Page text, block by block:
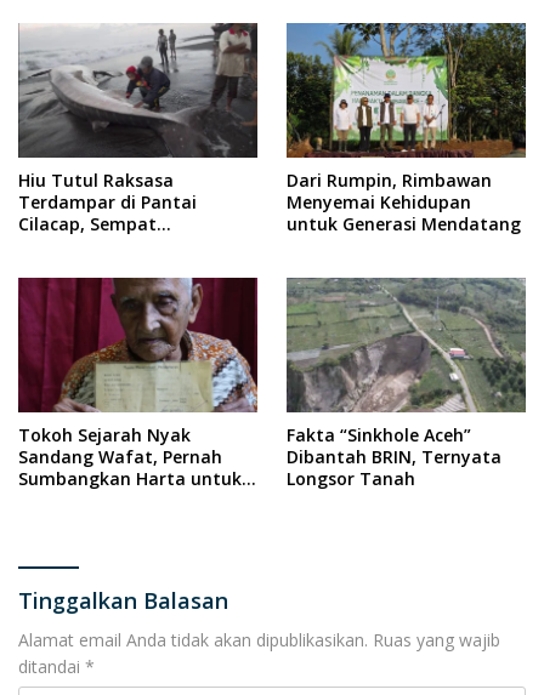
Hiu Tutul Raksasa
Terdampar di Pantai
Cilacap, Sempat
Dari Rumpin, Rimbawan
Menyemai Kehidupan
untuk Generasi Mendatang
Tokoh Sejarah Nyak
Sandang Wafat, Pernah
Sumbangkan Harta untuk
Fakta “Sinkhole Aceh”
Dibantah BRIN, Ternyata
Longsor Tanah
Tinggalkan Balasan
Alamat email Anda tidak akan dipublikasikan. Ruas yang wajib
ditandai *